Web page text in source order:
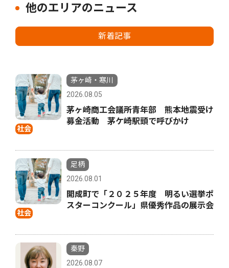
他のエリアのニュース
新着記事
社会
茅ヶ崎・寒川
2026.08.05
茅ヶ崎商工会議所青年部 熊本地震受け
募金活動 茅ケ崎駅頭で呼びかけ
社会
足柄
2026.08.01
開成町で「２０２５年度 明るい選挙ポ
スターコンクール」県優秀作品の展示会
秦野
2026.08.07